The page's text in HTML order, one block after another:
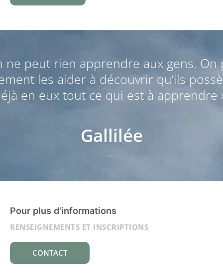
ne peut rien apprendre aux gens. On
les aider à découvrir qu’ils
en eux tout ce qui est à apprendre
Gallilée
Pour plus d'informations
RENSEIGNEMENTS ET INSCRIPTIONS
CONTACT